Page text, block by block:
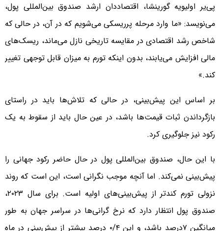
پی‌یر اولیویه گورینشا، اقتصاددان ارشد صندوق بین‌المللی پول،
می‌نویسد: «ما وارد مرحله پرریسکی می‌شویم که در آن، در حالی که
شاخص رشد اقتصادی در مقایسه تاریخی نازل می‌ماند، ریسک‌های
مالی افزایش می‌یابند، بدون اینکه تورم به میزان قابل توجهی تغییر
کند.»
بر اساس این پیش‌بینی، در حالی که تلاش‌ها باید در راستای
بازگرداندن ثبات قیمت‌ها باشد، در عین حال باید از سقوط به یک
رکود نیز جلوگیری کرد.
با این حال، صندوق بین‌المللی پول در حال حاضر رکود جهانی را
پیش‌بینی نمی‌کند. اما آنچه موجب نگرانی است، این است که روند
نزولی تورم کندتر از پیش‌بینی‌های اولیه است. برای سال ۲۰۲۳،
صندوق پول انتظار دارد که نرخ گرانی‌ها در سراسر جهان به طور
میانگین ۷درصد باشد، و این ۰/۴ درصد بیشتر از پیش‌بینی در ماه